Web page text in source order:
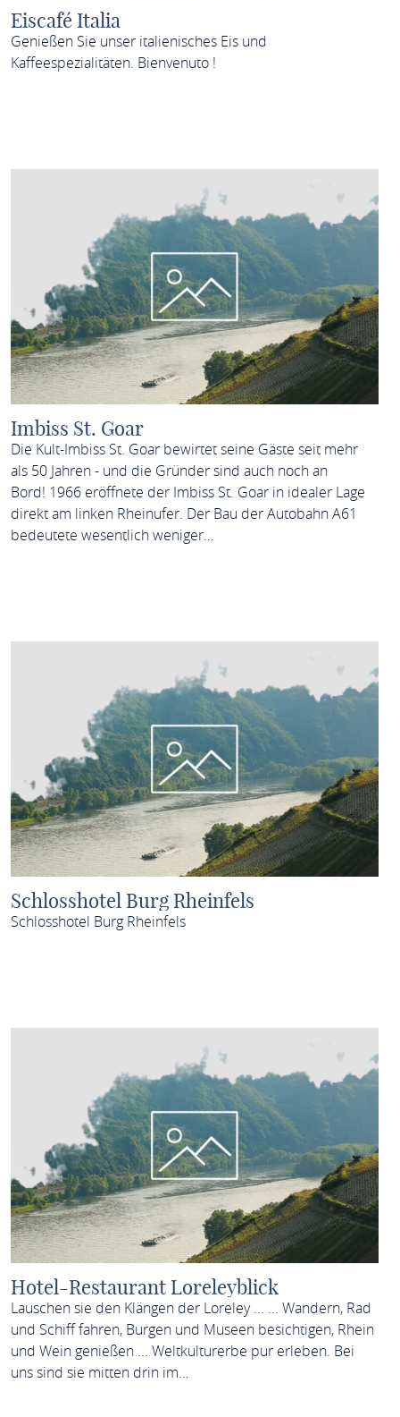
Eiscafé Italia
Genießen Sie unser italienisches Eis und
Kaffeespezialitäten. Bienvenuto !
Imbiss St. Goar
Die Kult-Imbiss St. Goar bewirtet seine Gäste seit mehr
als 50 Jahren - und die Gründer sind auch noch an
Bord! 1966 eröffnete der Imbiss St. Goar in idealer Lage
direkt am linken Rheinufer. Der Bau der Autobahn A61
bedeutete wesentlich weniger…
Schlosshotel Burg Rheinfels
Schlosshotel Burg Rheinfels
Hotel-Restaurant Loreleyblick
Lauschen sie den Klängen der Loreley ... ... Wandern, Rad
und Schiff fahren, Burgen und Museen besichtigen, Rhein
und Wein genießen ... Weltkulturerbe pur erleben. Bei
uns sind sie mitten drin im…